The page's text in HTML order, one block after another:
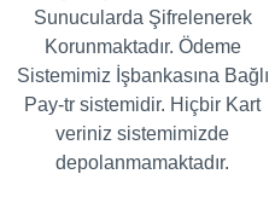
Sunucularda Şifrelenerek
Korunmaktadır. Ödeme
Sistemimiz İşbankasına Bağlı
Pay-tr sistemidir. Hiçbir Kart
veriniz sistemimizde
depolanmamaktadır.